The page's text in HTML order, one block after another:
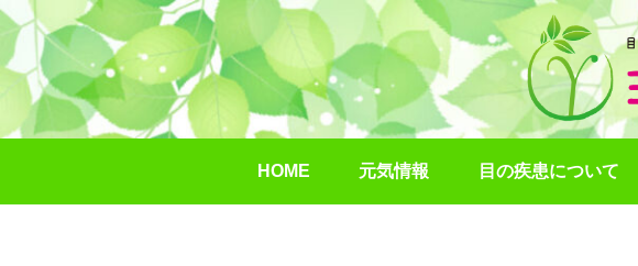
HOME 元気情報 目の疾患について